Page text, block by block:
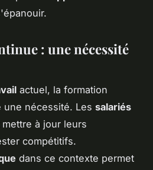
: une nécessité
actuel, la formation
nécessité. Les salariés
à jour leurs
compétitifs.
dans ce contexte permet